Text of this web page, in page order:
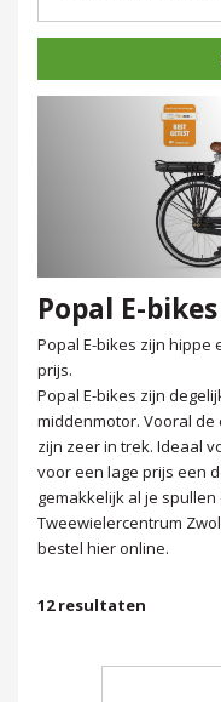
Popal E-bikes
Popal E-bikes zijn
prijs.
Popal E-bikes zijn
middenmotor. Vooral
zijn zeer in trek. Ideaal
voor een lage prijs een
gemakkelijk al je
Tweewielercentrum
bestel hier online.
12resultaten